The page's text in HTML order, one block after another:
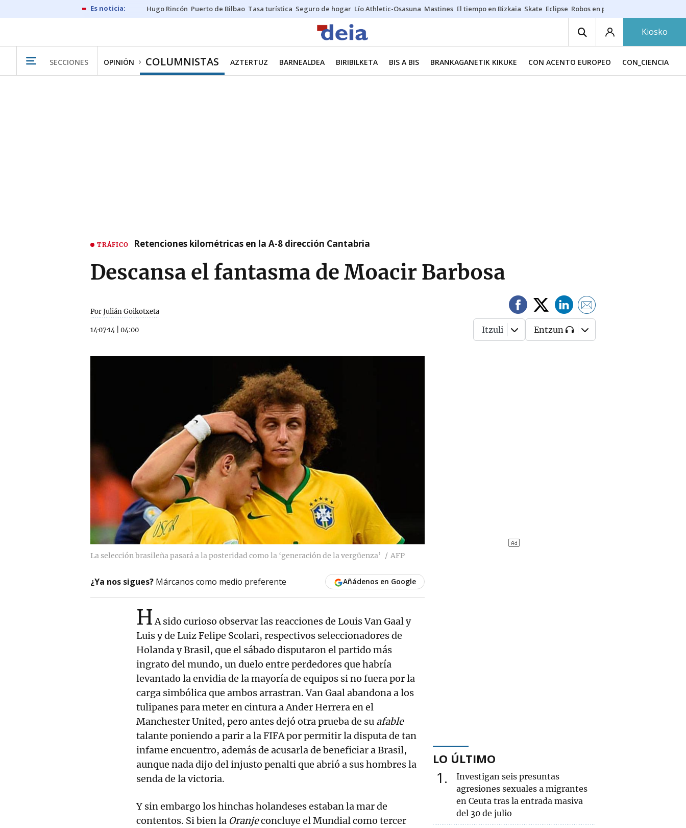
Hugo Rincón Puerto de Bilbao Tasa turística Seguro de hogar Lío Athletic-Osasuna Mastines El tiempo en Bizkaia Skate Eclipse Robos en playas
Kiosko
SECCIONES OPINIÓN COLUMNISTAS AZTERTUZ BARNEALDEA BIRIBILKETA BIS A BIS BRANKAGANETIK KIKUKE CON ACENTO EUROPEO CON_CIENCIA
TRÁFICO Retenciones kilométricas en la A-8 dirección Cantabria
Descansa el fantasma de Moacir Barbosa
Por Julián Goikotxeta
14·07·14 04:00 Itzuli Entzun
La selección brasileña pasará a la posteridad como la ‘generación de la vergüenza’ AFP
¿Ya nos sigues? Márcanos como medio preferente Añádenos en Google
H A sido curioso observar las reacciones de Louis Van Gaal y
Luis y de Luiz Felipe Scolari, respectivos seleccionadores de
Holanda y Brasil, que el sábado disputaron el partido más
ingrato del mundo, un duelo entre perdedores que habría
levantado la envidia de la mayoría de equipos si no fuera por la
carga simbólica que ambos arrastran. Van Gaal abandona a los
tulipanes para meter en cintura a Ander Herrera en el
Manchester United, pero antes dejó otra prueba de su afable
talante poniendo a parir a la FIFA por permitir la disputa de tan
infame encuentro, además de acusarla de beneficiar a Brasil,
aunque nada dijo del injusto penalti que abrió a sus hombres la
senda de la victoria.
Y sin embargo los hinchas holandeses estaban la mar de
contentos. Si bien la Oranjeconcluye el Mundial como tercer
LO ÚLTIMO
1
Investigan seis presuntas
agresiones sexuales a migrantes
en Ceuta tras la entrada masiva
del 30 de julio